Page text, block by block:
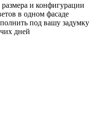
и конфигурации
в одном фасаде
под вашу задумку
дней